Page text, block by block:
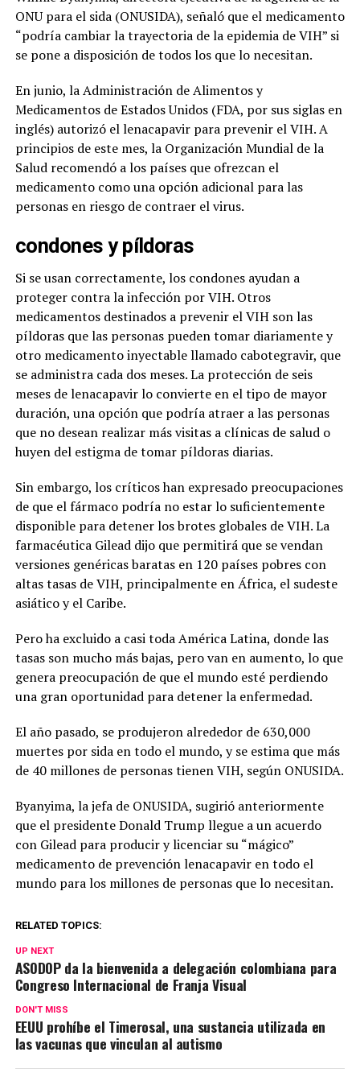
ONU para el sida (ONUSIDA), señaló que el medicamento
“podría cambiar la trayectoria de la epidemia de VIH” si
se pone a disposición de todos los que lo necesitan.
En junio, la Administración de Alimentos y
Medicamentos de Estados Unidos (FDA, por sus siglas en
inglés) autorizó el lenacapavir para prevenir el VIH. A
principios de este mes, la Organización Mundial de la
Salud recomendó a los países que ofrezcan el
medicamento como una opción adicional para las
personas en riesgo de contraer el virus.
condones y píldoras
Si se usan correctamente, los condones ayudan a
proteger contra la infección por VIH. Otros
medicamentos destinados a prevenir el VIH son las
píldoras que las personas pueden tomar diariamente y
otro medicamento inyectable llamado cabotegravir, que
se administra cada dos meses. La protección de seis
meses de lenacapavir lo convierte en el tipo de mayor
duración, una opción que podría atraer a las personas
que no desean realizar más visitas a clínicas de salud o
huyen del estigma de tomar píldoras diarias.
Sin embargo, los críticos han expresado preocupaciones
de que el fármaco podría no estar lo suficientemente
disponible para detener los brotes globales de VIH. La
farmacéutica Gilead dijo que permitirá que se vendan
versiones genéricas baratas en 120 países pobres con
altas tasas de VIH, principalmente en África, el sudeste
asiático y el Caribe.
Pero ha excluido a casi toda América Latina, donde las
tasas son mucho más bajas, pero van en aumento, lo que
genera preocupación de que el mundo esté perdiendo
una gran oportunidad para detener la enfermedad.
El año pasado, se produjeron alrededor de 630,000
muertes por sida en todo el mundo, y se estima que más
de 40 millones de personas tienen VIH, según ONUSIDA.
Byanyima, la jefa de ONUSIDA, sugirió anteriormente
que el presidente Donald Trump llegue a un acuerdo
con Gilead para producir y licenciar su “mágico”
medicamento de prevención lenacapavir en todo el
mundo para los millones de personas que lo necesitan.
RELATED TOPICS:
UP NEXT
ASODOP da la bienvenida a delegación colombiana para
Congreso Internacional de Franja Visual
DON'T MISS
EEUU prohíbe el Timerosal, una sustancia utilizada en
las vacunas que vinculan al autismo